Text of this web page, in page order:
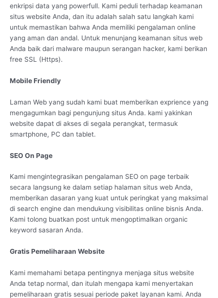
enkripsi data yang powerfull. Kami peduli terhadap keamanan
situs website Anda, dan itu adalah salah satu langkah kami
untuk memastikan bahwa Anda memiliki pengalaman online
yang aman dan andal. Untuk menunjang keamanan situs web
Anda baik dari malware maupun serangan hacker, kami berikan
free SSL (Https).
Mobile Friendly
Laman Web yang sudah kami buat memberikan exprience yang
mengagumkan bagi pengunjung situs Anda. kami yakinkan
website dapat di akses di segala perangkat, termasuk
smartphone, PC dan tablet.
SEO On Page
Kami mengintegrasikan pengalaman SEO on page terbaik
secara langsung ke dalam setiap halaman situs web Anda,
memberikan dasaran yang kuat untuk peringkat yang maksimal
di search engine dan mendukung visibilitas online bisnis Anda.
Kami tolong buatkan post untuk mengoptimalkan organic
keyword sasaran Anda.
Gratis Pemeliharaan Website
Kami memahami betapa pentingnya menjaga situs website
Anda tetap normal, dan itulah mengapa kami menyertakan
pemeliharaan gratis sesuai periode paket layanan kami. Anda